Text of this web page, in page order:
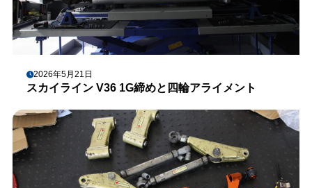
2026年5月21日
スカイライン V36 1G締めと四輪アライメント